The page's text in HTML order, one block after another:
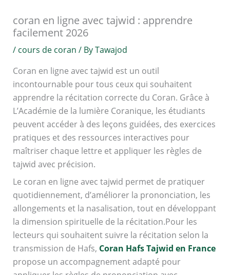
coran en ligne avec tajwid : apprendre
facilement 2026
/ cours de coran / ByTawajod
Coran en ligne avec tajwid est un outil
incontournable pour tous ceux qui souhaitent
apprendre la récitation correcte du Coran. Grâce à
L’Académie de la lumière Coranique, les étudiants
peuvent accéder à des leçons guidées, des exercices
pratiques et des ressources interactives pour
maîtriser chaque lettre et appliquer les règles de
tajwid avec précision.
Le coran en ligne avec tajwid permet de pratiquer
quotidiennement, d’améliorer la prononciation, les
allongements et la nasalisation, tout en développant
la dimension spirituelle de la récitation.Pour les
lecteurs qui souhaitent suivre la récitation selon la
transmission de Hafs, Coran Hafs Tajwid en France
propose un accompagnement adapté pour